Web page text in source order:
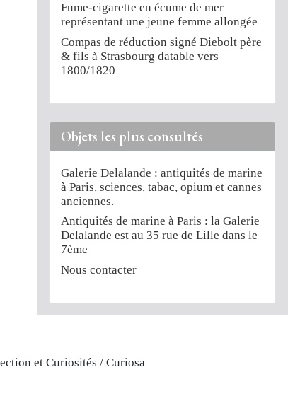
Fume-cigarette en écume de mer
représentant une jeune femme allongée
Compas de réduction signé Diebolt père
& fils à Strasbourg datable vers
1800/1820
Objets les plus consultés
Galerie Delalande : antiquités de marine
à Paris, sciences, tabac, opium et cannes
anciennes.
Antiquités de marine à Paris : la Galerie
Delalande est au 35 rue de Lille dans le
7ème
Nous contacter
et Curiosités / Curiosa